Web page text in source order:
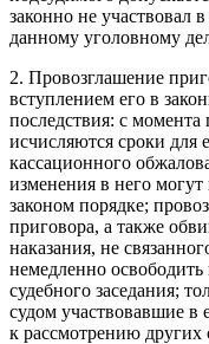
законно не участвовал
данному уголовному
2. Провозглашение
вступлением его в
последствия: с
исчисляются сроки для
кассационного
изменения в него могут
законом порядке;
приговора, а также
наказания, не
немедленно
судебного заседания;
судом участвовавшие в
к рассмотрению других